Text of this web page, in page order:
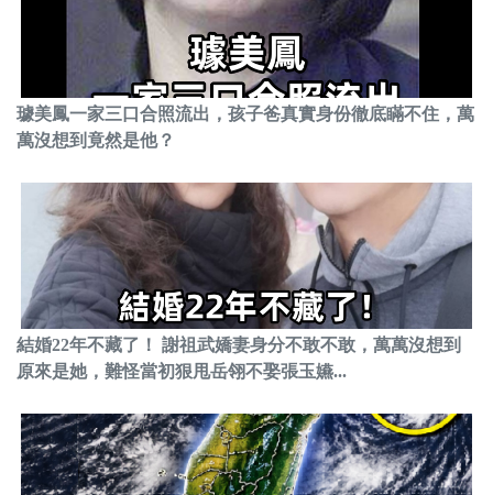
璩美鳳一家三口合照流出，孩子爸真實身份徹底瞞不住，萬
萬沒想到竟然是他？
結婚22年不藏了！ 謝祖武嬌妻身分不敢不敢，萬萬沒想到
原來是她，難怪當初狠甩岳翎不娶張玉嬿...